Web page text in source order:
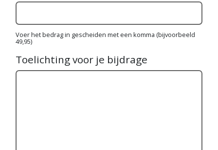
Voer het bedrag in gescheiden met een komma (bijvoorbeeld
49,95)
Toelichting voor je bijdrage